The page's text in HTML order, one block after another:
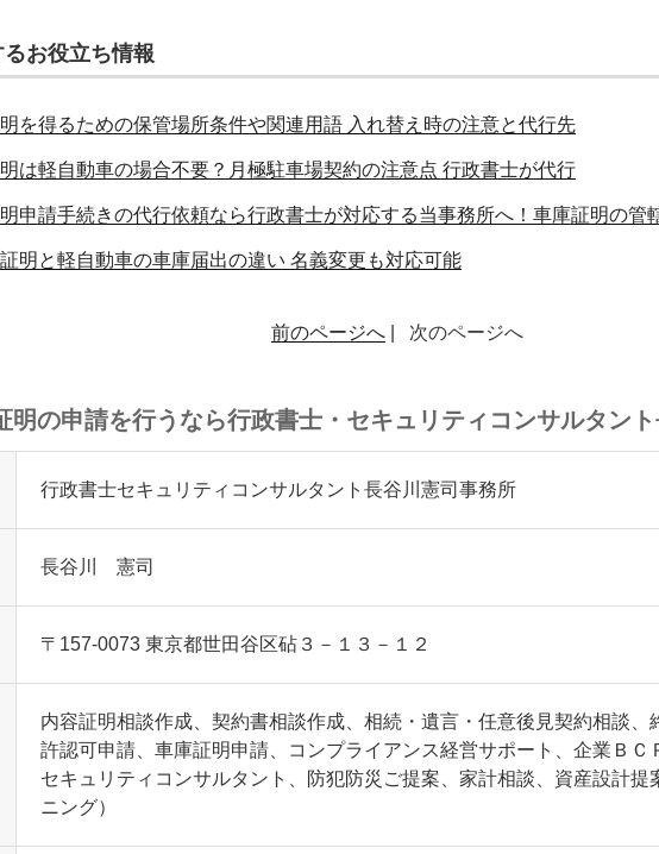
お役立ち情報
明を得るための保管場所条件や関連用語 入れ替え時の注意と代行先
明は軽自動車の場合不要？月極駐車場契約の注意点 行政書士が代行
申請手続きの代行依頼なら行政書士が対応する当事務所へ！車庫証明の管
証明と軽自動車の車庫届出の違い 名義変更も対応可能
前のページへ 次のページへ
明の申請を行うなら行政書士・セキュリティコンサルタン
行政書士セキュリティコンサルタント長谷川憲司事務所
長谷川 憲司
〒157-0073 東京都世田谷区砧３－１３－１２
内容証明相談作成、契約書相談作成、相続・遺言・任意後見契約相談、
許認可申請、車庫証明申請、コンプライアンス経営サポート、企業ＢＣ
セキュリティコンサルタント、防犯防災ご提案、家計相談、資産設計提
ニング）